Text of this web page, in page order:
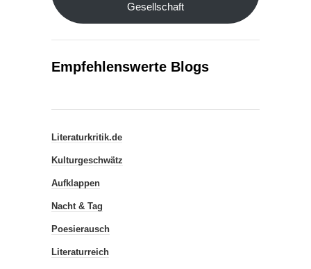
Gesellschaft
Empfehlenswerte Blogs
Literaturkritik.de
Kulturgeschwätz
Aufklappen
Nacht & Tag
Poesierausch
Literaturreich